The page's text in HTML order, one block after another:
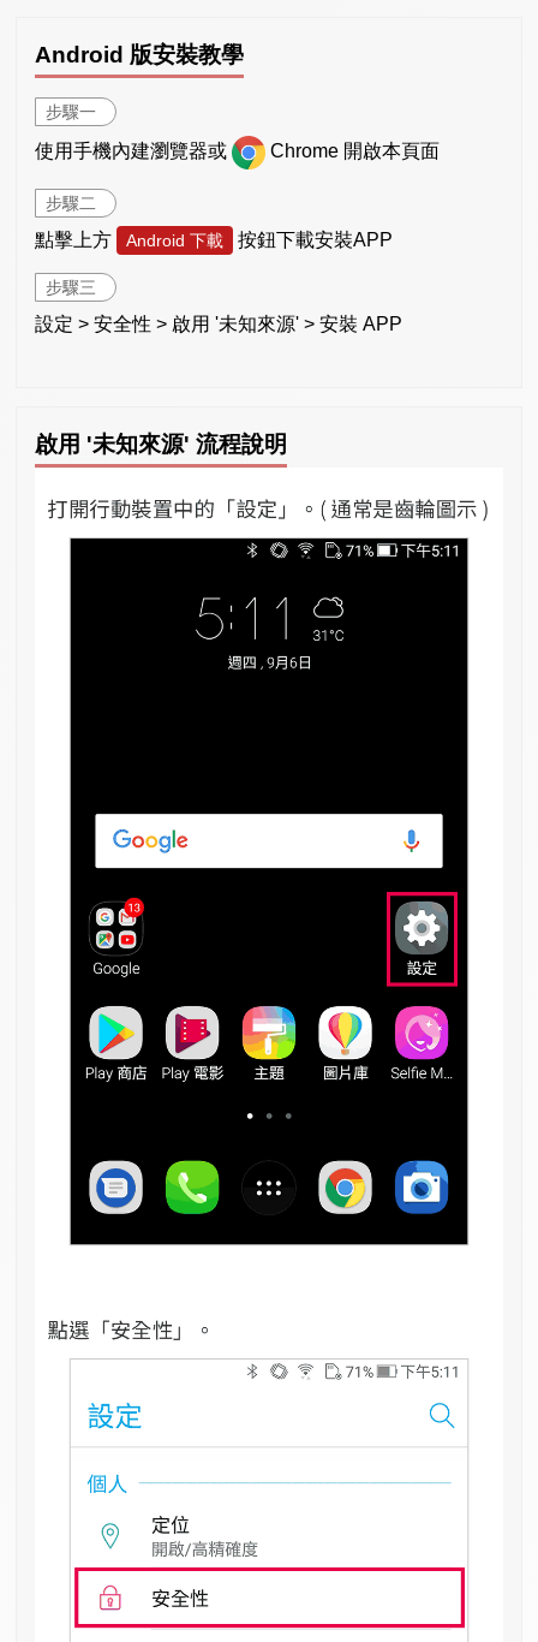
Android 版安裝教學
步驟一
使用手機內建瀏覽器或 Chrome 開啟本頁面
步驟二
點擊上方 Android 下載 按鈕下載安裝APP
步驟三
設定 > 安全性 > 啟用 '未知來源' > 安裝 APP
啟用 '未知來源' 流程說明